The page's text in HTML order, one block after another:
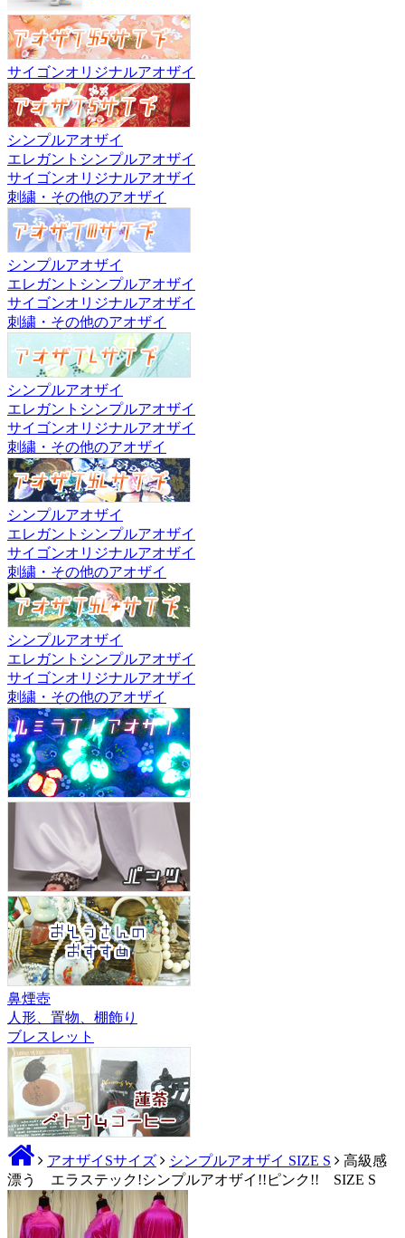
サイゴンオリジナルアオザイ
シンプルアオザイ
エレガントシンプルアオザイ
サイゴンオリジナルアオザイ
刺繍・その他のアオザイ
シンプルアオザイ
エレガントシンプルアオザイ
サイゴンオリジナルアオザイ
刺繍・その他のアオザイ
シンプルアオザイ
エレガントシンプルアオザイ
サイゴンオリジナルアオザイ
刺繍・その他のアオザイ
シンプルアオザイ
エレガントシンプルアオザイ
サイゴンオリジナルアオザイ
刺繍・その他のアオザイ
シンプルアオザイ
エレガントシンプルアオザイ
サイゴンオリジナルアオザイ
刺繍・その他のアオザイ
鼻煙壺
人形、置物、棚飾り
ブレスレット
アオザイSサイズ シンプルアオザイ SIZE S
高級感
漂う エラステック!シンプルアオザイ!!ピンク!! SIZE S